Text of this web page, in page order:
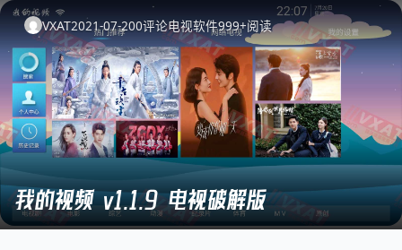
VXAT2021-07-200评论电视软件999+阅读
我的视频 v1.1.9 电视破解版